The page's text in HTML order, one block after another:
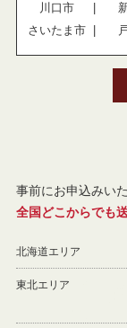
川口市
さいたま市
事前にお申込みい
全国どこからでも
北海道エリア
東北エリア